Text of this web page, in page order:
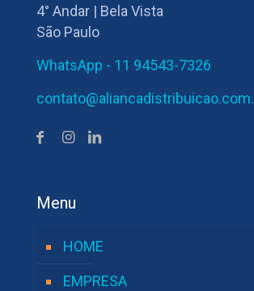
4° Andar | Bela Vista
São Paulo
WhatsApp - 11 94543-7326
Menu
HOME
EMPRESA